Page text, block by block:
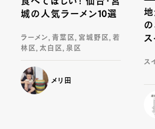
食べてほしい！ 仙台・宮
城の人気ラーメン10選
ラーメン, 青葉区, 宮城野区, 若
林区, 太白区, 泉区
メリ田
ス